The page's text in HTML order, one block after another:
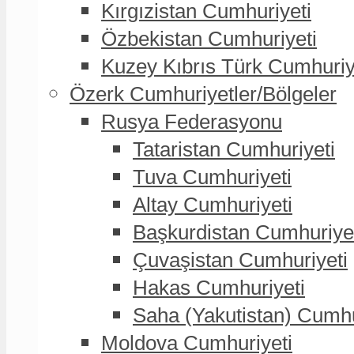
Kırgızistan Cumhuriyeti
Özbekistan Cumhuriyeti
Kuzey Kıbrıs Türk
Özerk Cumhuriyetler/Bölgeler
Rusya Federasyonu
Tataristan Cumhuriyeti
Tuva Cumhuriyeti
Altay Cumhuriyeti
Başkurdistan
Çuvaşistan Cumhuriyeti
Hakas Cumhuriyeti
Saha (Yakutistan)
Moldova Cumhuriyeti